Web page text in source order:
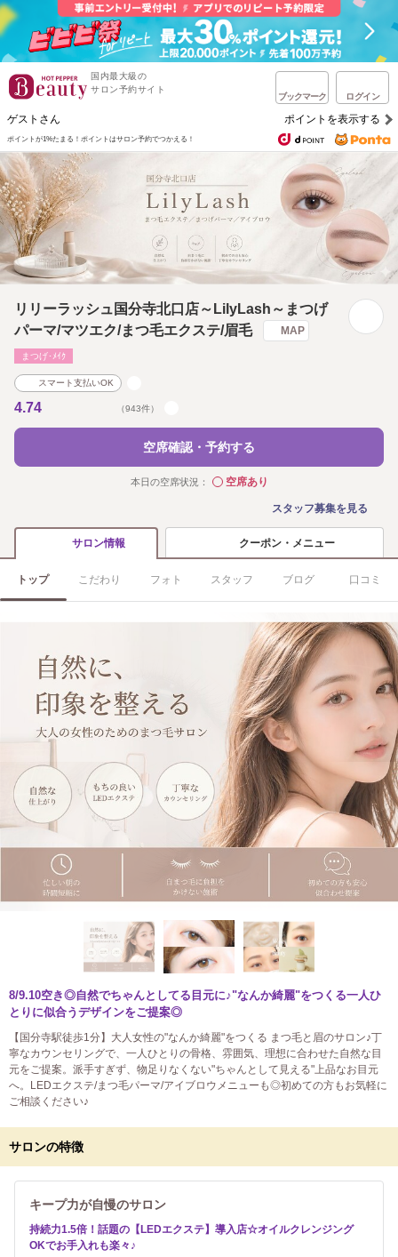
国内最大級の
サロン予約サイト
ブックマーク ログイン
ゲストさん ポイントを表示する
ポイントが1%たまる！ ポイントはサロン予約でつかえる！
リリーラッシュ国分寺北口店～LilyLash～まつげ
パーマ/マツエク/まつ毛エクステ/眉毛
MAP
まつげ･ﾒｲｸ
スマート支払いOK
4.74 （943件）
空席確認・予約する
本日の空席状況： ◯空席あり
スタッフ募集を見る
サロン情報 クーポン・メニュー
トップ こだわり フォト スタッフ ブログ 口コミ
8/9.10空き◎自然でちゃんとしてる目元に♪"なんか綺麗"をつくる一人ひ
とりに似合うデザインをご提案◎
【国分寺駅徒歩1分】大人女性の"なんか綺麗"をつくる まつ毛と眉のサロン♪丁
寧なカウンセリングで、一人ひとりの骨格、雰囲気、理想に合わせた自然な目
元をご提案。派手すぎず、物足りなくない"ちゃんとして見える"上品なお目元
へ。LEDエクステ/まつ毛パーマ/アイブロウメニューも◎初めての方もお気軽に
ご相談ください♪
サロンの特徴
キープ力が自慢のサロン
持続力1.5倍！話題の【LEDエクステ】導入店☆オイルクレンジング
OKでお手入れも楽々♪